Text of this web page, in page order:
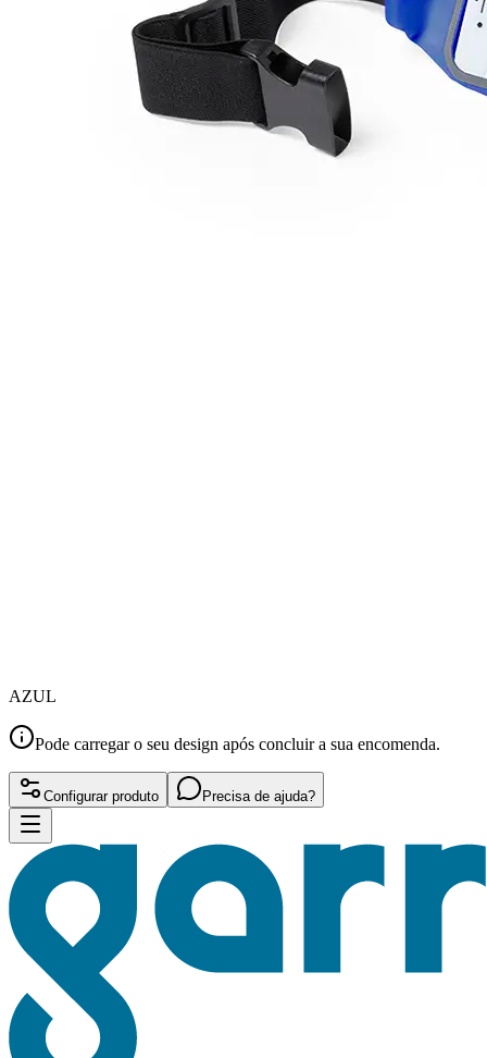
AZUL
Pode carregar o seu design após concluir a sua encomenda.
Configurar produto Precisa de ajuda?